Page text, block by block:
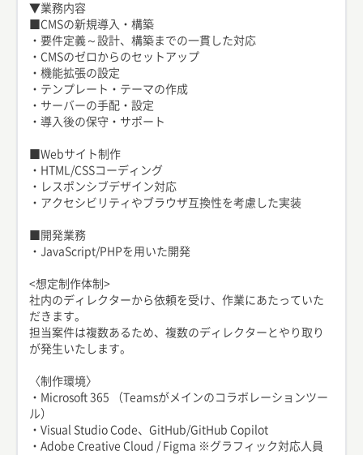
▼業務内容
■CMSの新規導入・構築
・要件定義～設計、構築までの一貫した対応
・CMSのゼロからのセットアップ
・機能拡張の設定
・テンプレート・テーマの作成
・サーバーの手配・設定
・導入後の保守・サポート
■Webサイト制作
・HTML/CSSコーディング
・レスポンシブデザイン対応
・アクセシビリティやブラウザ互換性を考慮した実装
■開発業務
・JavaScript/PHPを用いた開発
<想定制作体制>
社内のディレクターから依頼を受け、作業にあたっていた
だきます。
担当案件は複数あるため、複数のディレクターとやり取り
が発生いたします。
〈制作環境〉
・Microsoft 365 （Teamsがメインのコラボレーションツー
ル）
・Visual Studio Code、GitHub/GitHub Copilot
・Adobe Creative Cloud / Figma ※グラフィック対応人員